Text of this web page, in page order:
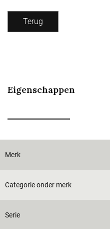
Terug
Eigenschappen
Merk
Categorie onder merk
Serie